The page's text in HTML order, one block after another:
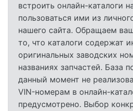
встроить онлайн-каталоги
пользоваться ими из
нашего сайта. Обращаем
то, что каталоги содержат
оригинальных заводских
названиях запчастей. База
данный момент не
VIN-номерам в онлайн-
предусмотрено. Выбор